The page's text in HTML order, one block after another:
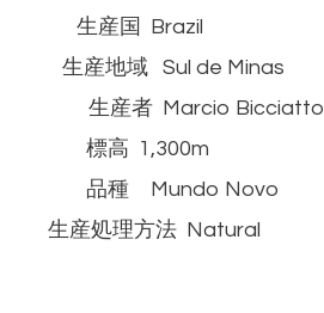
生産国 Brazil
生産地域 Sul de Minas
生産者 Marcio Bicciatto
標高 1,300m
品種 Mundo Novo
生産処理方法 Natural